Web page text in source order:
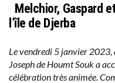
Melchior, Gaspard
l’île de Djerba
Le vendredi 5 janvier 2023,
Joseph de Houmt Souk a
célébration très animée.